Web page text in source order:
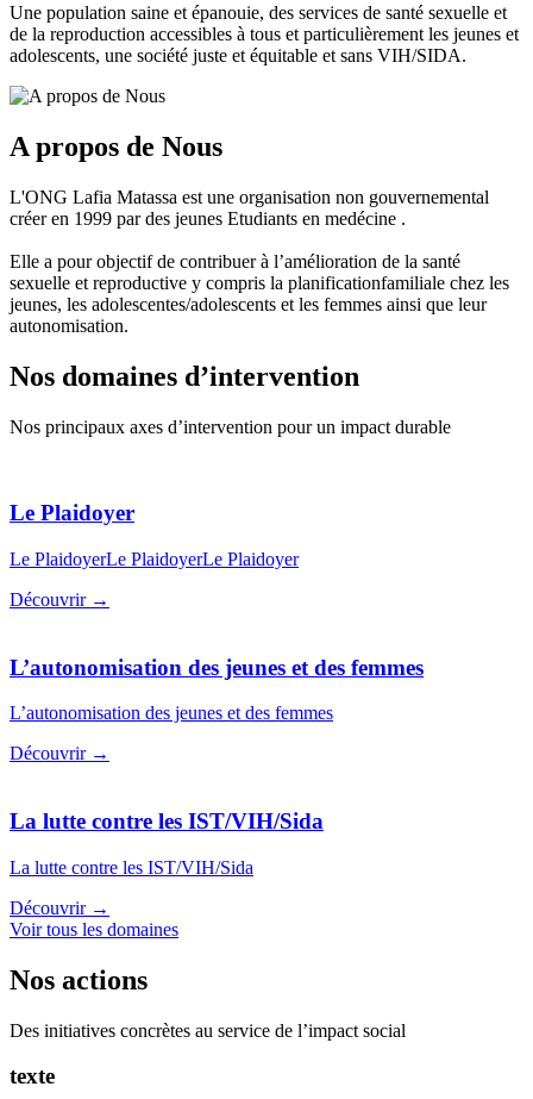
Une population saine et épanouie, des services de santé sexuelle et
de la reproduction accessibles à tous et particulièrement les jeunes et
adolescents, une société juste et équitable et sans VIH/SIDA.
A propos de Nous
L'ONG Lafia Matassa est une organisation non gouvernemental
créer en 1999 par des jeunes Etudiants en medécine .
Elle a pour objectif de contribuer à l’amélioration de la santé
sexuelle et reproductive y compris la planificationfamiliale chez les
jeunes, les adolescentes/adolescents et les femmes ainsi que leur
autonomisation.
Nos domaines d’intervention
Nos principaux axes d’intervention pour un impact durable
Le Plaidoyer
Le PlaidoyerLe PlaidoyerLe Plaidoyer
Découvrir →
L’autonomisation des jeunes et des femmes
L’autonomisation des jeunes et des femmes
Découvrir →
La lutte contre les IST/VIH/Sida
La lutte contre les IST/VIH/Sida
Découvrir →
Voir tous les domaines
Nos actions
Des initiatives concrètes au service de l’impact social
texte